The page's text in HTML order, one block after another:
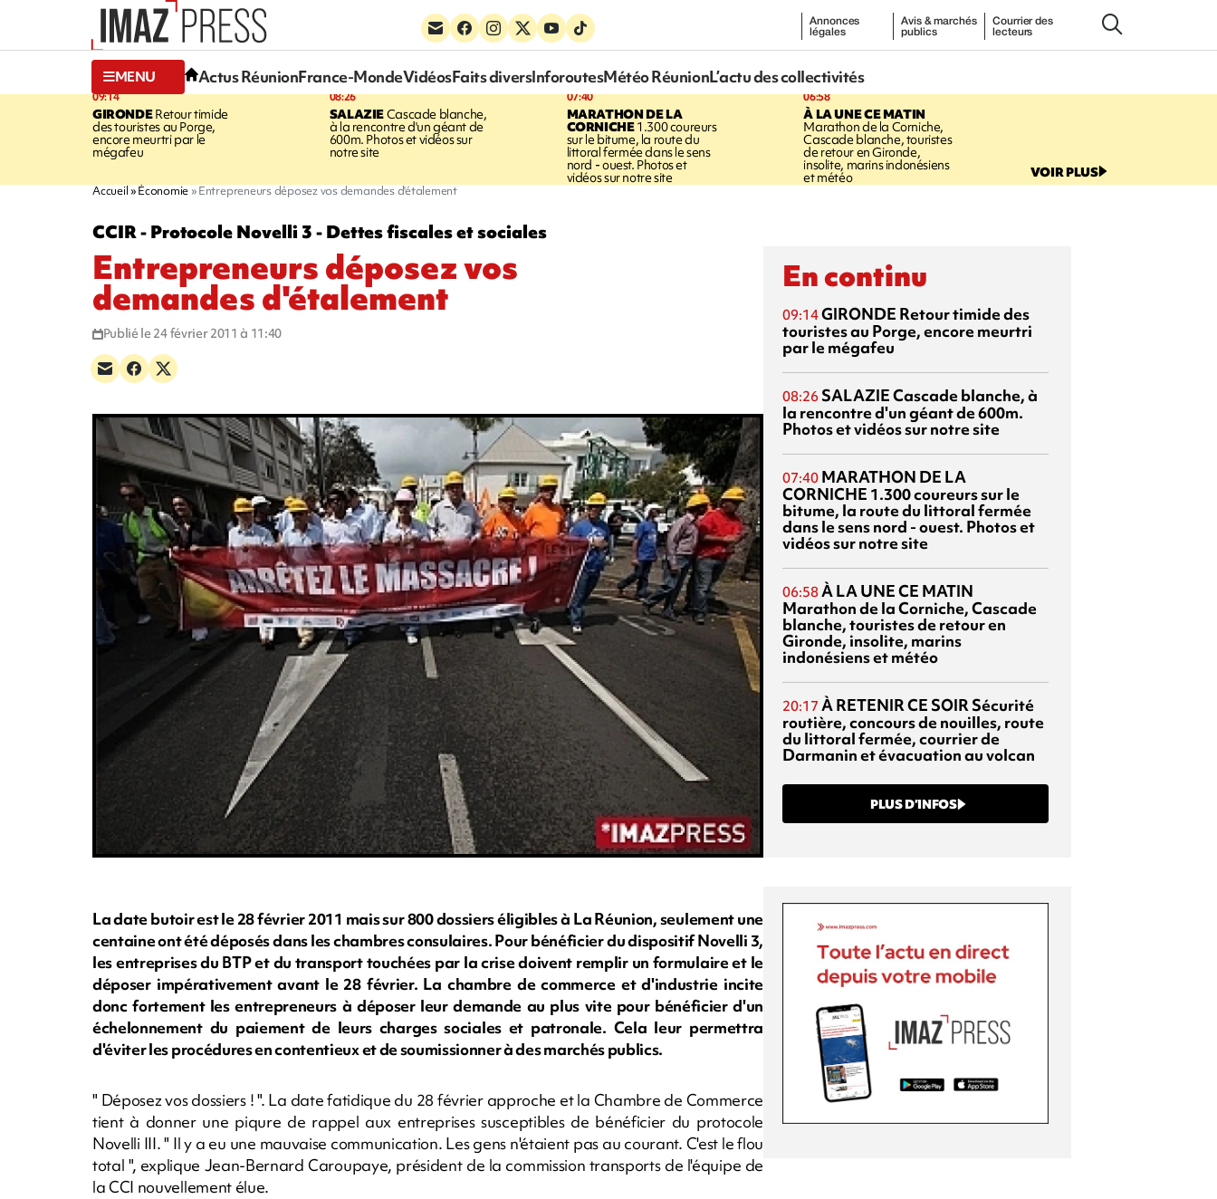
Annonces
légales
Avis & marchés
publics
Courrier des
lecteurs
MENU Actus RéunionFrance-MondeVidéosFaits diversInforoutesMétéo RéunionL’actu des collectivités
09:14
GIRONDERetour timide
des touristes au Porge,
encore meurtri par le
mégafeu
08:26
SALAZIECascade blanche,
à la rencontre d'un géant de
600m. Photos et vidéos sur
notre site
07:40
MARATHON DE LA
CORNICHE1.300 coureurs
sur le bitume, la route du
littoral fermée dans le sens
nord - ouest. Photos et
vidéos sur notre site
06:58
À LA UNE CE MATIN
Marathon de la Corniche,
Cascade blanche, touristes
de retour en Gironde,
insolite, marins indonésiens
et météo VOIR PLUS
Accueil Économie Entrepreneurs déposez vos demandes d'étalement
CCIR - Protocole Novelli 3 - Dettes fiscales et sociales
Entrepreneurs déposez vos
demandes d'étalement
Publié le 24 février 2011 à 11:40
La date butoir est le 28 février 2011 mais sur 800 dossiers éligibles à La Réunion, seulement une
centaine ont été déposés dans les chambres consulaires. Pour bénéficier du dispositif Novelli 3,
les entreprises du BTP et du transport touchées par la crise doivent remplir un formulaire et le
déposer impérativement avant le 28 février. La chambre de commerce et d'industrie incite
donc fortement les entrepreneurs à déposer leur demande au plus vite pour bénéficier d'un
échelonnement du paiement de leurs charges sociales et patronale. Cela leur permettra
d'éviter les procédures en contentieux et de soumissionner à des marchés publics.
" Déposez vos dossiers ! ". La date fatidique du 28 février approche et la Chambre de Commerce
tient à donner une piqure de rappel aux entreprises susceptibles de bénéficier du protocole
Novelli III. " Il y a eu une mauvaise communication. Les gens n'étaient pas au courant. C'est le flou
total ", explique Jean-Bernard Caroupaye, président de la commission transports de l'équipe de
la CCI nouvellement élue.
En continu
09:14GIRONDE Retour timide des
touristes au Porge, encore meurtri
par le mégafeu
08:26 SALAZIECascade blanche, à
la rencontre d'un géant de 600m.
Photos et vidéos sur notre site
07:40 MARATHON DE LA
CORNICHE 1.300 coureurs sur le
bitume, la route du littoral fermée
dans le sens nord - ouest. Photos et
vidéos sur notre site
06:58À LA UNE CE MATIN
Marathon de la Corniche, Cascade
blanche, touristes de retour en
Gironde, insolite, marins
indonésiens et météo
20:17 À RETENIR CE SOIR Sécurité
routière, concours de nouilles, route
du littoral fermée, courrier de
Darmanin et évacuation au volcan
PLUS D’INFOS